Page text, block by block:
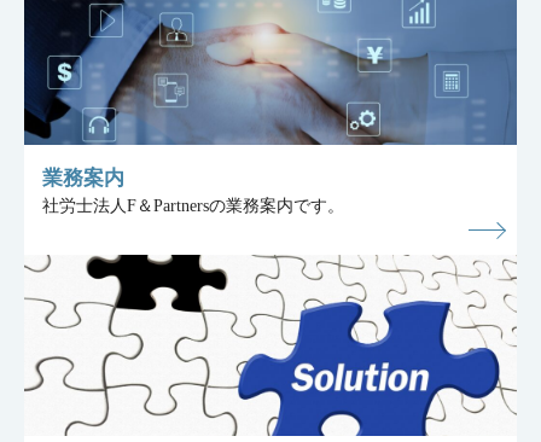
業務案内
社労士法人F＆Partnersの業務案内です。